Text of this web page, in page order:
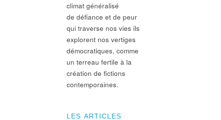
climat généralisé
de défiance et de peur
qui traverse nos vies ils
explorent nos vertiges
démocratiques, comme
un terreau fertile à la
création de fictions
contemporaines.
LES ARTICLES